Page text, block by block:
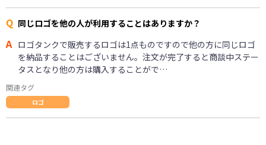
Q 同じロゴを他の人が利用することはありますか？
A ロゴタンクで販売するロゴは1点ものですので他の方に同じロゴ
を納品することはございません。注文が完了すると商談中ステー
タスとなり他の方は購入することがで…
関連タグ
ロゴ